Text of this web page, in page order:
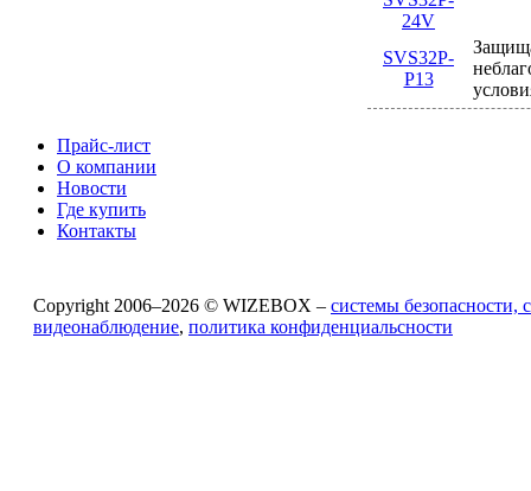
SVS32P-
P13
Прайс-лист
О компании
Новости
Где купить
Контакты
Copyright 2006–2026 © WIZEBOX – системы безопасности,
видеонаблюдение, политика конфиденциальсности